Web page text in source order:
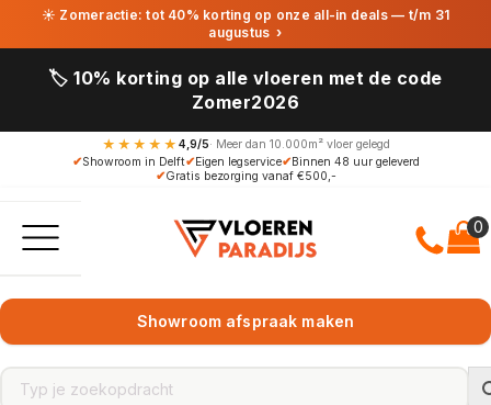
☀ Zomeractie: tot 40% korting op onze all-in deals — t/m 31
augustus ›
🏷️ 10% korting op alle vloeren met de code
Zomer2026
★★★★★ 4,9/5· Meer dan 10.000m² vloer gelegd
✔Showroom in Delft✔Eigen legservice✔Binnen 48 uur geleverd
✔Gratis bezorging vanaf €500,-
Showroom afspraak maken